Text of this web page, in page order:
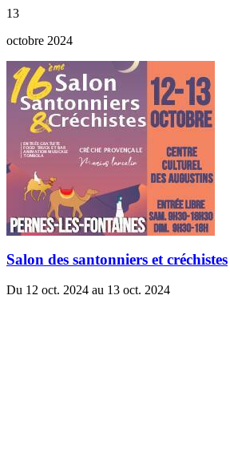
13
octobre 2024
Salon des santonniers et créchistes
Du 12 oct. 2024 au 13 oct. 2024